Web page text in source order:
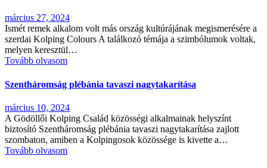
március 27, 2024
Ismét remek alkalom volt más ország kultúrájának megismerésére a
szerdai Kolping Colours A találkozó témája a szimbólumok voltak,
melyen keresztül…
Tovább olvasom
Szentháromság plébánia tavaszi nagytakarítása
március 10, 2024
A Gödöllői Kolping Család közösségi alkalmainak helyszínt
biztosító Szentháromság plébánia tavaszi nagytakarítása zajlott
szombaton, amiben a Kolpingosok közössége is kivette a…
Tovább olvasom